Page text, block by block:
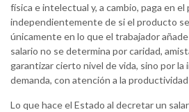
física e intelectual y, a cambio, paga en
independientemente de si el producto
únicamente en lo que el trabajador
salario no se determina por caridad,
garantizar cierto nivel de vida, sino por
demanda, con atención a la
Lo que hace el Estado al decretar un